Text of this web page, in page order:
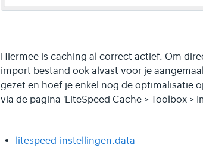
Hiermee is caching al correct actief. Om
import bestand ook alvast voor je
gezet en hoef je enkel nog de optimalisatie
via de pagina 'LiteSpeed Cache > Toolbox >
litespeed-instellingen.data